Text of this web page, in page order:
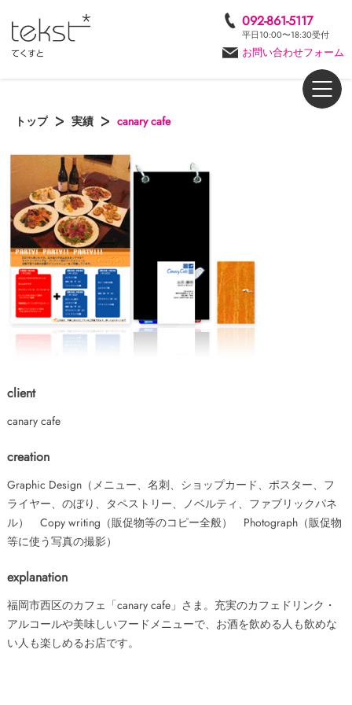
092-861-5117
平日10:00〜18:30受付
お問い合わせフォーム
トップ 実績 canary cafe
client
canary cafe
creation
Graphic Design（メニュー、名刺、ショップカード、ポスター、フ
ライヤー、のぼり、タペストリー、ノベルティ、ファブリックパネ
ル） Copy writing（販促物等のコピー全般） Photograph（販促物
等に使う写真の撮影）
explanation
福岡市西区のカフェ「canary cafe」さま。充実のカフェドリンク・
アルコールや美味しいフードメニューで、お酒を飲める人も飲めな
い人も楽しめるお店です。